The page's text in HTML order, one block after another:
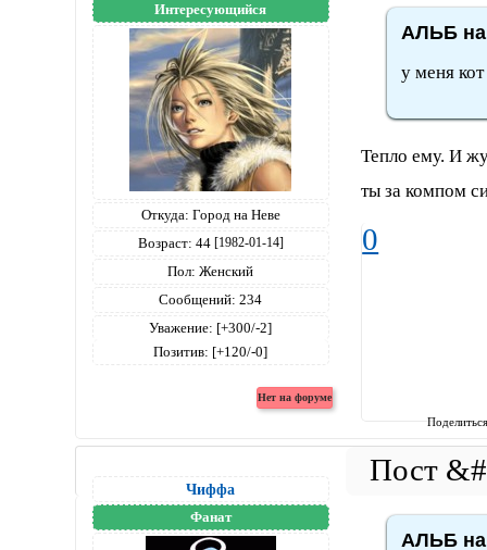
Интересующийся
Откуда: Город на Неве
Возраст: 44 [1982-01-14]
Пол: Женский
Сообщений: 234
Уважение: [+300/-2]
Позитив: [+120/-0]
АЛЬБ
у меня
Тепло ему. И
ты за компом
0
Чиффа
Фанат
АЛЬБ